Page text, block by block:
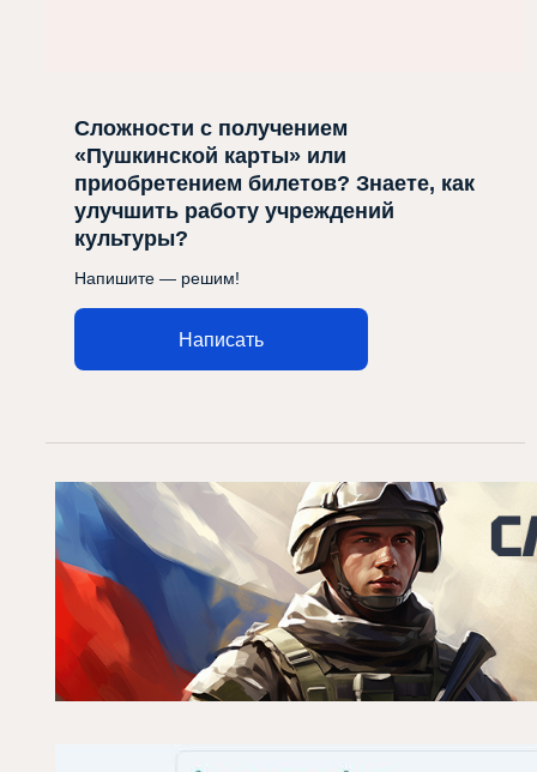
Сложности с получением
«Пушкинской карты» или
приобретением билетов? Знаете, как
улучшить работу учреждений
культуры?
Напишите — решим!
Написать